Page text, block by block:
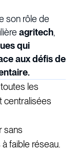
son rôle de
agritech,
qui
aux défis de
les
centralisées
sans
faible réseau.